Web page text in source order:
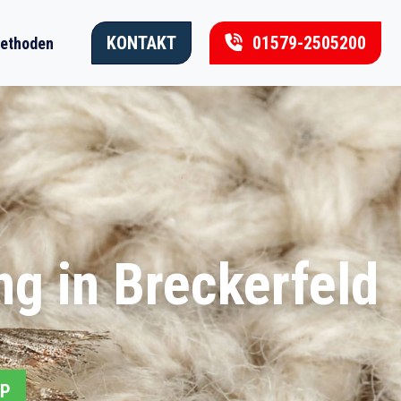
KONTAKT 01579-2505200
in Breckerfeld